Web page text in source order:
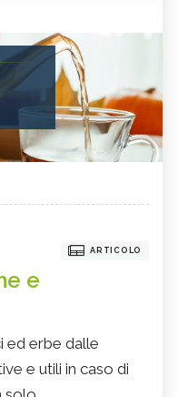
ARTICOLO
e
ed erbe dalle
e utili in caso di